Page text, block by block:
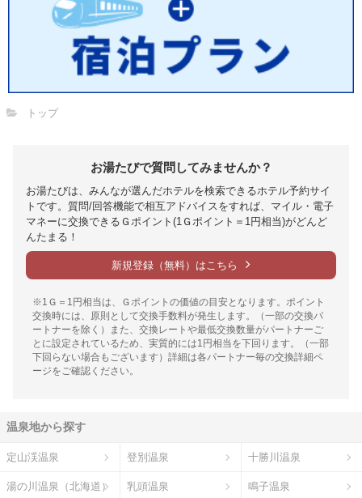
トップ
お湯たびで質問してみませんか？
お湯たびは、みんなが選んだホテルを検索できるホテル予約サイ
トです。質問/回答機能で相互アドバイスをすれば、マイル・電子
マネーに交換できるＧポイント(1Ｇポイント＝1円相当)がどんど
んたまる！
新規登録（無料）はこちら
※1Ｇ＝1円相当は、Ｇポイントの価値の目安となります。ポイント
交換時には、原則として交換手数料が発生します。（一部の交換パ
ートナーを除く）また、交換レートや最低交換数量がパートナーご
とに設定されているため、実質的には1円相当を下回ります。（一部
下回らない場合もございます）詳細は各パートナー毎の交換詳細ペ
ージをご確認ください。
温泉地から探す
定山渓温泉 登別温泉 十勝川温泉
湯の川温泉（北海道） 乳頭温泉 鳴子温泉